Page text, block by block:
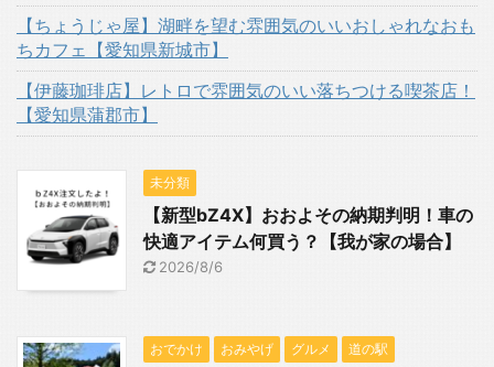
【ちょうじゃ屋】湖畔を望む雰囲気のいいおしゃれなおも
ちカフェ【愛知県新城市】
【伊藤珈琲店】レトロで雰囲気のいい落ちつける喫茶店！
【愛知県蒲郡市】
未分類
【新型bZ4X】おおよその納期判明！車の
快適アイテム何買う？【我が家の場合】
2026/8/6
おでかけ おみやげ グルメ 道の駅